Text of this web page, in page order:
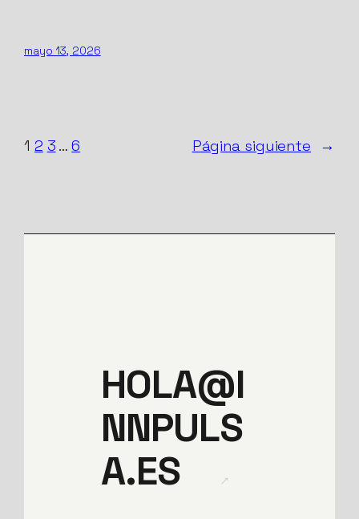
mayo 13, 2026
1 2 3 … 6 Página siguiente →
HOLA@I
NNPULS
A.ES
→